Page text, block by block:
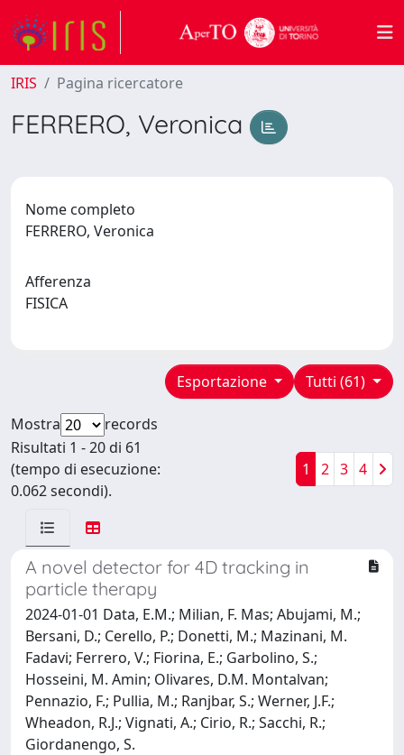
IRIS Pagina ricercatore
FERRERO, Veronica
Nome completo
FERRERO, Veronica
Afferenza
FISICA
Tutti (61)
Esportazione
Mostra
records
Risultati 1 - 20 di 61
(tempo di esecuzione:
0.062 secondi).
1 2 3 4
A novel detector for 4D tracking in
particle therapy
2024-01-01 Data, E.M.; Milian, F. Mas; Abujami, M.;
Bersani, D.; Cerello, P.; Donetti, M.; Mazinani, M.
Fadavi; Ferrero, V.; Fiorina, E.; Garbolino, S.;
Hosseini, M. Amin; Olivares, D.M. Montalvan;
Pennazio, F.; Pullia, M.; Ranjbar, S.; Werner, J.F.;
Wheadon, R.J.; Vignati, A.; Cirio, R.; Sacchi, R.;
Giordanengo, S.